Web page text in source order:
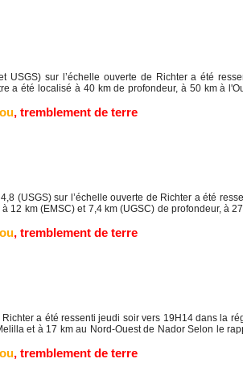
USGS) sur l’échelle ouverte de Richter a été
a été localisé à 40 km de profondeur, à 50 km à
, tremblement de terre
(USGS) sur l’échelle ouverte de Richter a été
km (EMSC) et 7,4 km (UGSC) de profondeur, à
, tremblement de terre
a été ressenti jeudi soir vers 19H14 dans la
et à 17 km au Nord-Ouest de Nador Selon le
, tremblement de terre